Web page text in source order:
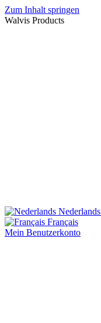
Zum Inhalt springen
Walvis Products
Nederlands
Français
Mein Benutzerkonto